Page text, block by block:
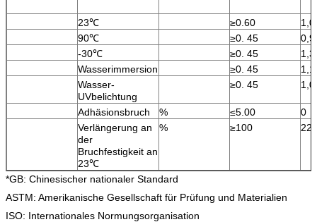
23℃ ≥0.60
90℃
≥0. 45
-30℃
≥0. 45
1,3
Wasserimmersion
≥0. 45
Wasser-
UVbelichtung
≥0. 45
Adhäsionsbruch % ≤5.00
0
Verlängerung an
der
Bruchfestigkeit an
23℃
% ≥100 220
*GB: Chinesischer nationaler Standard
ASTM: Amerikanische Gesellschaft für Prüfung und Materialien
ISO: Internationales Normungsorganisation